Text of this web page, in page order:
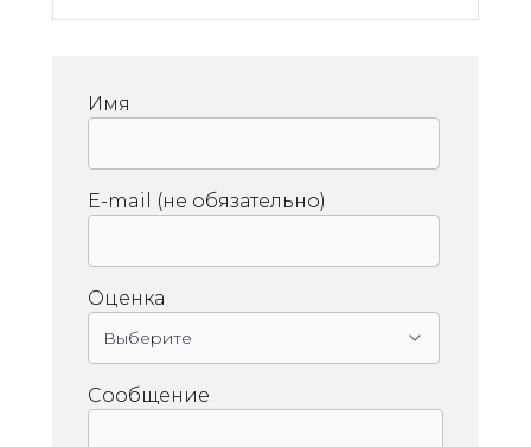
Имя
E-mail (не обязательно)
Оценка
Сообщение